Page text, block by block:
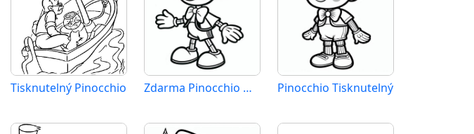
Tisknutelný Pinocchio Zdarma Pinocchio Obrázek Pinocchio Tisknutelný